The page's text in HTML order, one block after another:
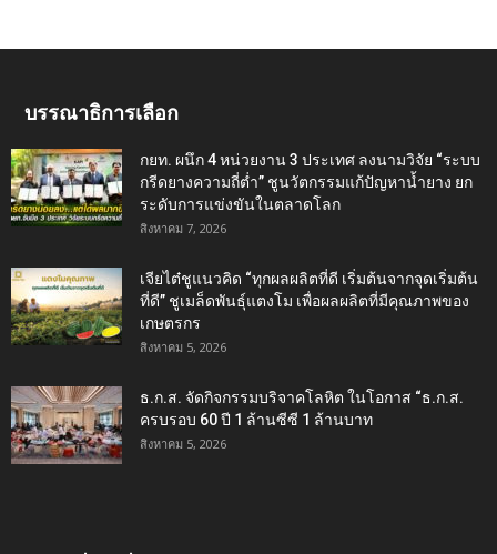
บรรณาธิการเลือก
กยท. ผนึก 4 หน่วยงาน 3 ประเทศ ลงนามวิจัย “ระบบ
กรีดยางความถี่ต่ำ” ชูนวัตกรรมแก้ปัญหาน้ำยาง ยก
ระดับการแข่งขันในตลาดโลก
สิงหาคม 7, 2026
เจียไต๋ชูแนวคิด “ทุกผลผลิตที่ดี เริ่มต้นจากจุดเริ่มต้น
ที่ดี” ชูเมล็ดพันธุ์แตงโม เพื่อผลผลิตที่มีคุณภาพของ
เกษตรกร
สิงหาคม 5, 2026
ธ.ก.ส. จัดกิจกรรมบริจาคโลหิต ในโอกาส “ธ.ก.ส.
ครบรอบ 60 ปี 1 ล้านซีซี 1 ล้านบาท
สิงหาคม 5, 2026